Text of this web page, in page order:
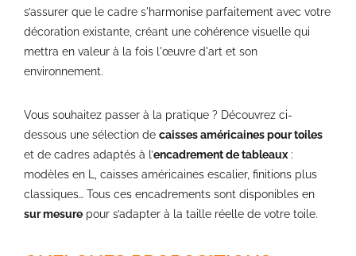
s’assurer que le cadre s'harmonise parfaitement avec votre
décoration existante, créant une cohérence visuelle qui
mettra en valeur à la fois l'œuvre d'art et son
environnement.
Vous souhaitez passer à la pratique ? Découvrez ci-
dessous une sélection de caisses américaines pour toiles
et de cadres adaptés à l’encadrement de tableaux :
modèles en L, caisses américaines escalier, finitions plus
classiques… Tous ces encadrements sont disponibles en
sur mesure pour s’adapter à la taille réelle de votre toile.